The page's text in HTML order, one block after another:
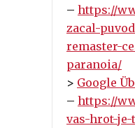
– https://
zacal-
remaster-
paranoia/
> Google
– https://
vas-hrot-